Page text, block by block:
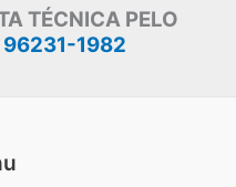
TÉCNICA PELO
96231-1982